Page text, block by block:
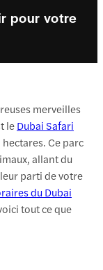
pour votre
merveilles
leDubai Safari
Ce parc
allant du
parti de votre
du Dubai
tout ce que